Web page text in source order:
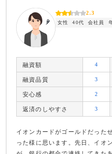
2.3
女性 40代 会社員
融資額 4
融資品質 3
安心感 2
返済のしやすさ 3
イオンカードがゴールドだった
った様に思います。先日、イオ